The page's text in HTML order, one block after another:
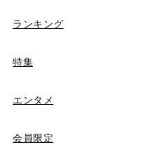
ランキング
特集
エンタメ
会員限定